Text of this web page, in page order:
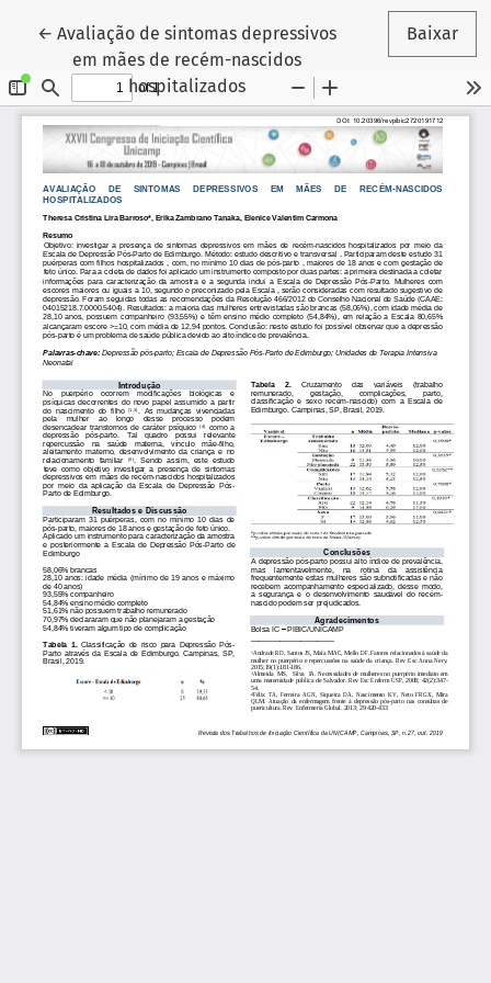
← Voltar aos Detalhes do Artigo
Avaliação de sintomas depressivos
em mães de recém-nascidos
hospitalizados
Baixar